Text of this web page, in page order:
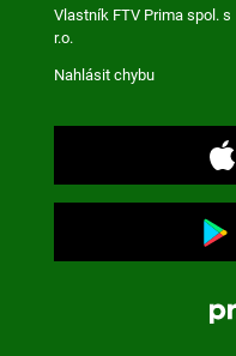
Vlastník FTV Prima spol. s
r.o.
Nahlásit chybu